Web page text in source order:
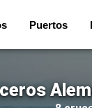
Puertos